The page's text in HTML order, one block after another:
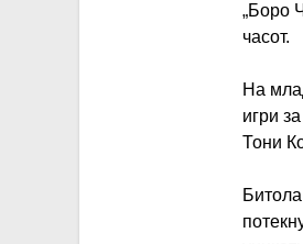
„Боро
часот.
На
игри
Тони